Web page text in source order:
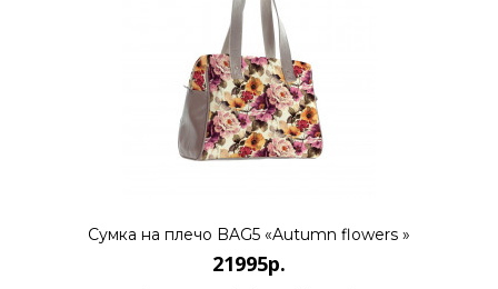
КУПИТЬ
Сумка на плечо BAG5 «Autumn flowers »
21995р.